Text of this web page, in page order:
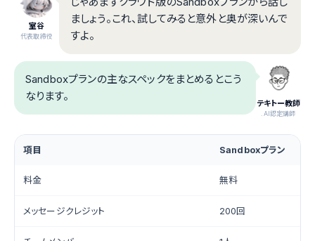
室谷
代表取締役
ましょう。これ、試してみると意外と奥が深いんで
すよ。
テキトー教師
.AI認定講師
Sandboxプランの主なスペックをまとめるとこう
なります。
項目 Sandboxプラン
料金 無料
メッセージクレジット 200回